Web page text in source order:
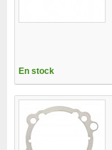
En stock